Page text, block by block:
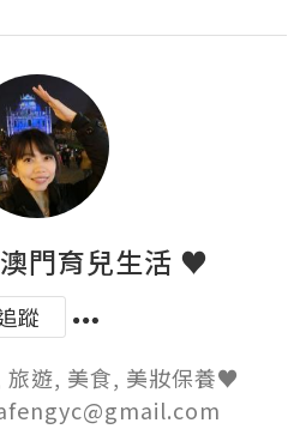
門育兒生活 ♥
蹤
遊, 美食, 美妝保養♥